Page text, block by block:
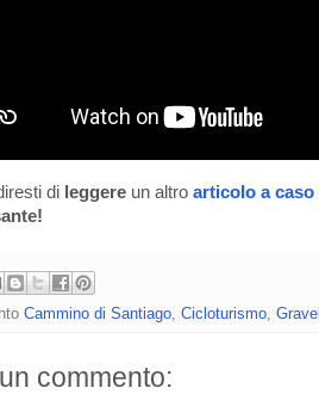
di leggere un altro articolo a caso
Cammino di Santiago Cicloturismo
commento: